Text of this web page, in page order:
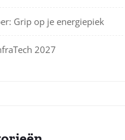
Grip op je energiepiek
2027